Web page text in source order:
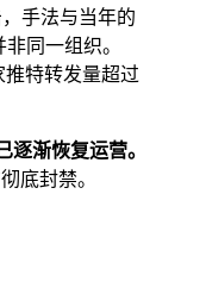
手法与当年的
同一组织。
推特转发量超过
逐渐恢复运营。
底封禁。